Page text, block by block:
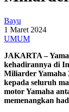
Bayu
1 Maret 2024
UMUM
JAKARTA –
kehadirannya di
Miliarder Yamaha
kepada seluruh
motor Yamaha
memenangkan